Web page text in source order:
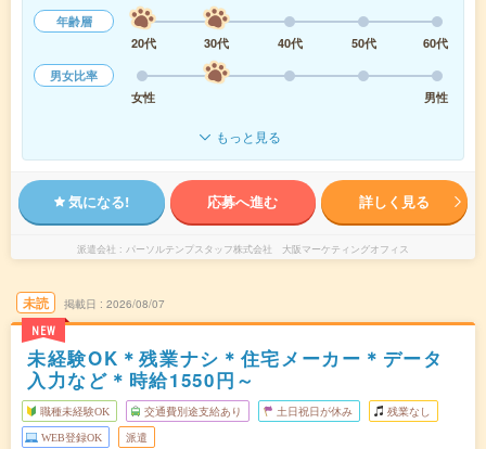
年齢層
20代
30代 40代 50代
60代
男女比率
女性
男性
もっと見る
気になる! 応募へ進む 詳しく見る
派遣会社 パーソルテンプスタッフ株式会社 大阪マーケティングオフィス
未読
NEW
掲載日 2026/08/07
未経験OK＊残業ナシ＊住宅メーカー＊データ
入力など＊時給1550円～
職種未経験OK 交通費別途支給あり 土日祝日が休み 残業なし
WEB登録OK 派遣